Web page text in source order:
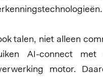
talen, niet alleen
AI-connect met
motor.